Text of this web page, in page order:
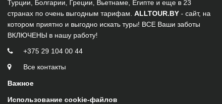
Турции, Болгарии, Греции, Вьетнаме, Египте и еще в 23
странах по очень выгодным тарифам. ALLTOUR.BY - сайт, на
котором приятно и выгодно искать туры! ВСЕ Ваши заботы
ВКЛЮЧЕНЫ в нашу работу!
+375 29 104 00 44
Все контакты
Важное
Использование cookie-файлов